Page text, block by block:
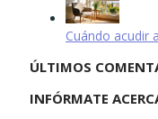
Cuándo acudir
ÚLTIMOS
INFÓRMATE